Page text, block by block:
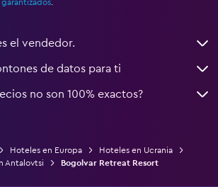
zonas comunes
el exterior
garantizados
el vendedor.
de datos para ti
no son 100% exactos?
Hoteles en Europa
Hoteles en Ucrania
Antalovtsi
Bogolvar Retreat Resort